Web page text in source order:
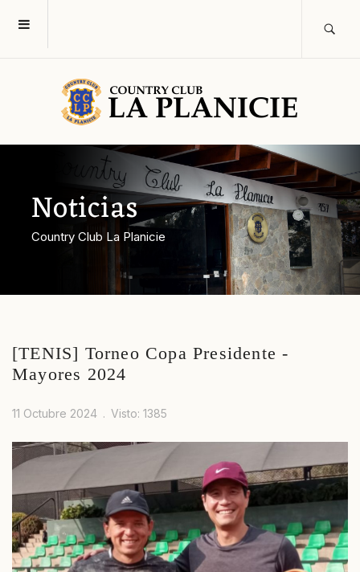
Noticias
Country Club La Planicie
[TENIS] Torneo Copa Presidente -
Mayores 2024
11 Octubre 2024 Visto: 1385